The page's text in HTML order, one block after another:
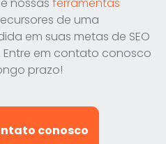
nossas ferramentas
de uma
em suas metas de SEO
em contato conosco
prazo!
conosco